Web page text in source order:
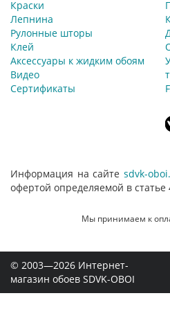
Краски
Лепнина
Рулонные шторы
Клей
Аксессуары к жидким обоям
Видео
Сертификаты
Информация на сайте sdvk-
офертой определяемой в статье
Мы принимаем к
© 2003—2026 Интернет-
магазин обоев SDVK-OBOI